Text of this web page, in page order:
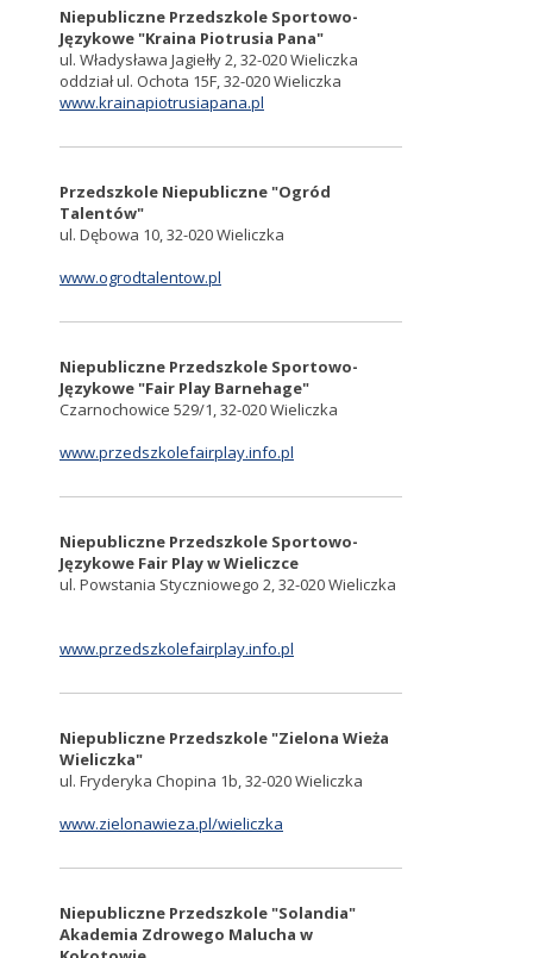
Niepubliczne Przedszkole Sportowo-
Językowe "Kraina Piotrusia Pana"
ul. Władysława Jagiełły 2, 32-020 Wieliczka
oddział ul. Ochota 15F, 32-020 Wieliczka
www.krainapiotrusiapana.pl
Przedszkole Niepubliczne "Ogród
Talentów"
ul. Dębowa 10, 32-020 Wieliczka
www.ogrodtalentow.pl
Niepubliczne Przedszkole Sportowo-
Językowe "Fair Play Barnehage"
Czarnochowice 529/1, 32-020 Wieliczka
www.przedszkolefairplay.info.pl
Niepubliczne Przedszkole Sportowo-
Językowe Fair Play w Wieliczce
ul. Powstania Styczniowego 2, 32-020 Wieliczka
www.przedszkolefairplay.info.pl
Niepubliczne Przedszkole "Zielona Wieża
Wieliczka"
ul. Fryderyka Chopina 1b, 32-020 Wieliczka
www.zielonawieza.pl/wieliczka
Niepubliczne Przedszkole "Solandia"
Akademia Zdrowego Malucha w